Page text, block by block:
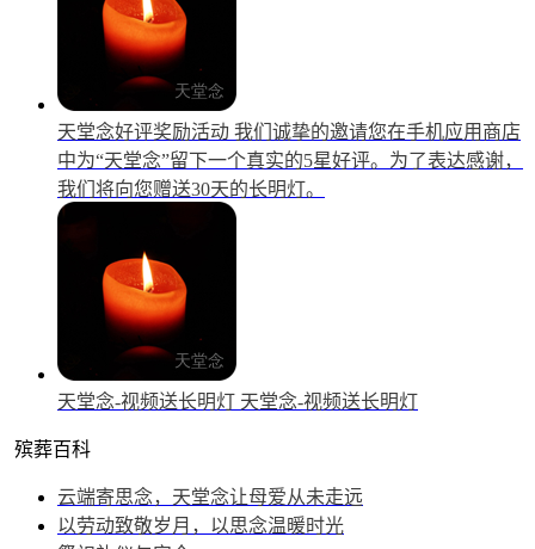
天堂念好评奖励活动 我们诚挚的邀请您在手机应用商店
中为“天堂念”留下一个真实的5星好评。为了表达感谢，
我们将向您赠送30天的长明灯。
天堂念-视频送长明灯 天堂念-视频送长明灯
殡葬百科
云端寄思念，天堂念让母爱从未走远
以劳动致敬岁月，以思念温暖时光